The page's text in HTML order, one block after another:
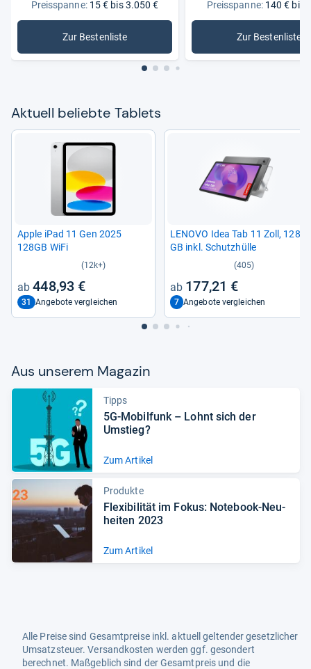
Preisspanne:15 € bis 3.050 €
Zur Bestenliste
: Tablets
Preisspanne:140 € bis
Zur Bestenliste
:
Aktu­ell beliebte Tablets
Apple iPad 11 Gen 2025
128GB WiFi
(12k+)
448,93 €
31 Angebote vergleichen
LENOVO Idea Tab 11 Zoll, 128
GB inkl. Schutz­hülle
(405)
177,21 €
7 Angebote vergleichen
Aus unse­rem Maga­zin
Tipps
5G-​Mobil­funk – Lohnt sich der
Umstieg?
Zum Artikel
Produkte
Fle­xi­bi­li­tät im Fokus: Note­book-​Neu­
hei­ten 2023
Zum Artikel
Alle Preise sind Gesamtpreise inkl. aktuell geltender gesetzlicher
Umsatzsteuer. Versandkosten werden ggf. gesondert
berechnet. Maßgeblich sind der Gesamtpreis und die